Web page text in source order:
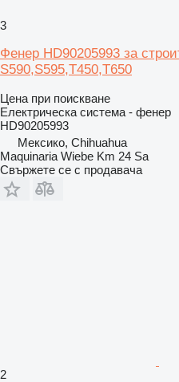
3
Фенер HD90205993 за
S590,S595,T450,T650
Цена при поискване
Електрическа система - фенер
HD90205993
Мексико, Chihuahua
Maquinaria Wiebe Km 24 Sa
Свържете се с продавача
2